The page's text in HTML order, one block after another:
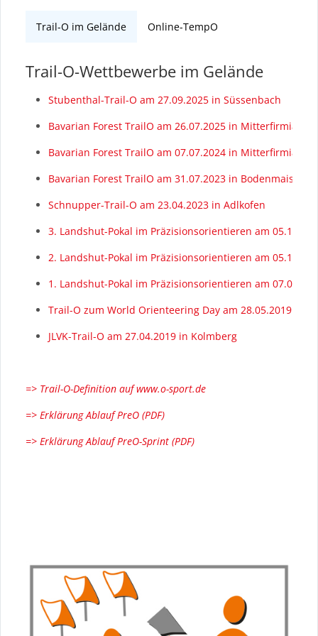
Trail-O im Gelände Online-TempO
Trail-O-Wettbewerbe im Gelände
Stubenthal-Trail-O am 27.09.2025 in Süssenbach
Bavarian Forest TrailO am 26.07.2025 in
Bavarian Forest TrailO am 07.07.2024 in
Bavarian Forest TrailO am 31.07.2023 in Bodenmais
Schnupper-Trail-O am 23.04.2023 in Adlkofen
3. Landshut-Pokal im Präzisionsorientieren am
2. Landshut-Pokal im Präzisionsorientieren am
1. Landshut-Pokal im Präzisionsorientieren am
Trail-O zum World Orienteering Day am 28.05.2019 in
JLVK-Trail-O am 27.04.2019 in Kolmberg
=> Trail-O-Definition auf www.o-sport.de
=> Erklärung Ablauf PreO (PDF)
=> Erklärung Ablauf PreO-Sprint (PDF)